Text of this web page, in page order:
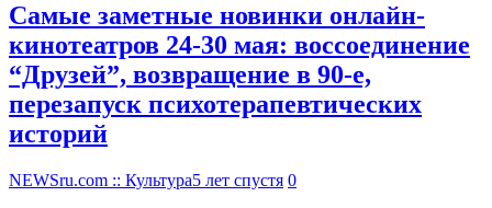
Самые заметные новинки онлайн-
кинотеатров 24-30 мая: воссоединение
“Друзей”, возвращение в 90-е,
перезапуск психотерапевтических
историй
NEWSru.com :: Культура5 лет спустя 0